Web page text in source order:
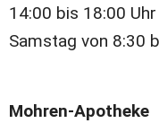
14:00 bis 18:00 Uhr
Samstag von 8:30
Mohren-Apotheke